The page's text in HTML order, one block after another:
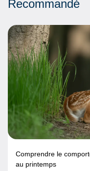
Recommandé
Comprendre le
au printemps